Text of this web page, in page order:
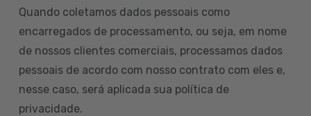
Quando coletamos dados pessoais como
encarregados de processamento, ou seja, em nome
de nossos clientes comerciais, processamos dados
pessoais de acordo com nosso contrato com eles e,
nesse caso, será aplicada sua política de
privacidade.